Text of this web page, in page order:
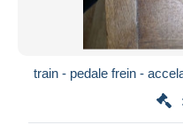
train - pedale frein -